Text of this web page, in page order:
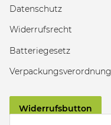
Datenschutz
Widerrufsrecht
Batteriegesetz
Verpackungsverordnung
Widerrufsbutton